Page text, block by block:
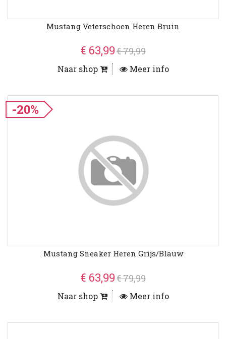
Mustang Veterschoen Heren Bruin
€ 63,99€ 79,99
Naar shop Meer info
-20%
Mustang Sneaker Heren Grijs/Blauw
€ 63,99€ 79,99
Naar shop Meer info